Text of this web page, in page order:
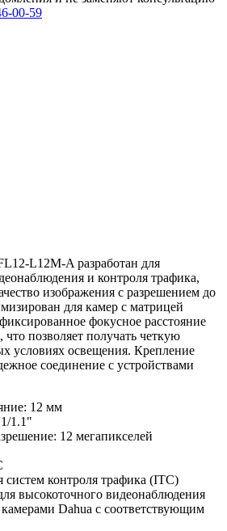
00-59
L12M-A разработан для
и контроля трафика,
изображения с разрешением до
для камер с матрицей
фокусное расстояние
позволяет получать четкую
условиях освещения. Крепление
соединение с устройствами
12 мм
1.1"
12 мегапикселей
систем контроля трафика (ITC)
высокоточного видеонаблюдения
Dahua с соответствующим